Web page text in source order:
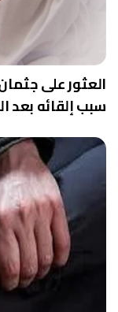
العثور على
سبب إلقائه بعد